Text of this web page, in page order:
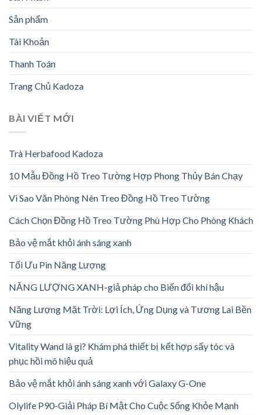
Sản phẩm
Tài Khoản
Thanh Toán
Trang Chủ Kadoza
BÀI VIẾT MỚI
Trà Herbafood Kadoza
10 Mẫu Đồng Hồ Treo Tường Hợp Phong Thủy Bán Chạy
Vì Sao Văn Phòng Nên Treo Đồng Hồ Treo Tường
Cách Chọn Đồng Hồ Treo Tường Phù Hợp Cho Phòng Khách
Bảo vệ mắt khỏi ánh sáng xanh
Tối Ưu Pin Năng Lượng
NĂNG LƯỢNG XANH-giả pháp cho Biến đổi khí hậu
Năng Lượng Mặt Trời: Lợi Ích, Ứng Dụng và Tương Lai Bền
Vững
Vitality Wand là gì? Khám phá thiết bị kết hợp sấy tóc và
phục hồi mô hiệu quả
Bảo vệ mắt khỏi ánh sáng xanh với Galaxy G-One
Olylife P90-Giải Pháp Bí Mật Cho Cuộc Sống Khỏe Mạnh